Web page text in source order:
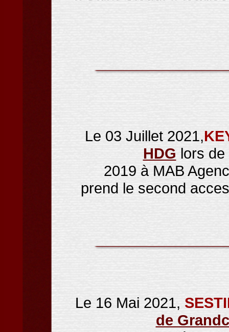
Le 03 Juillet 2021,
HDG lors
2019 à MAB
prend le second
Le 16 Mai 2021,
de